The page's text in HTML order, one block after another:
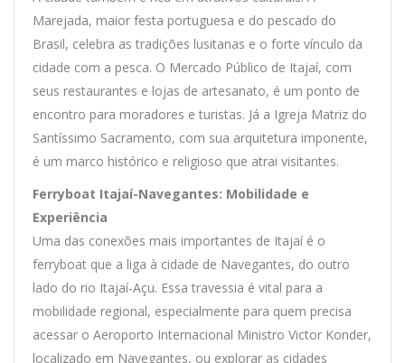
Marejada, maior festa portuguesa e do pescado do
Brasil, celebra as tradições lusitanas e o forte vínculo da
cidade com a pesca. O Mercado Público de Itajaí, com
seus restaurantes e lojas de artesanato, é um ponto de
encontro para moradores e turistas. Já a Igreja Matriz do
Santíssimo Sacramento, com sua arquitetura imponente,
é um marco histórico e religioso que atrai visitantes.
Ferryboat Itajaí-Navegantes: Mobilidade e
Experiência
Uma das conexões mais importantes de Itajaí é o
ferryboat que a liga à cidade de Navegantes, do outro
lado do rio Itajaí-Açu. Essa travessia é vital para a
mobilidade regional, especialmente para quem precisa
acessar o Aeroporto Internacional Ministro Victor Konder,
localizado em Navegantes, ou explorar as cidades